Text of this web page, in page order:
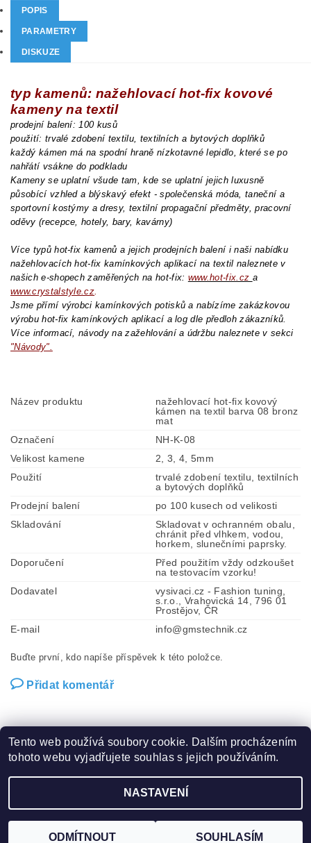
POPIS
PARAMETRY
DISKUZE
typ kamenů: nažehlovací hot-fix kovové
kameny na textil
prodejní balení: 100 kusů
použití: trvalé zdobení textilu, textilních a bytových doplňků
každý kámen má na spodní hraně nízkotavné lepidlo, které se po
nahřátí vsákne do podkladu
Kameny se uplatní všude tam, kde se uplatní jejich luxusně
působící vzhled a blýskavý efekt - společenská móda, taneční a
sportovní kostýmy a dresy, textilní propagační předměty, pracovní
oděvy (recepce, hotely, bary, kavárny)
Více typů hot-fix kamenů a jejich prodejních balení i naši nabídku
nažehlovacích hot-fix kamínkových aplikací na textil naleznete v
našich e-shopech zaměřených na hot-fix: www.hot-fix.cz a
www.crystalstyle.cz.
Jsme přímí výrobci kamínkových potisků a nabízíme zakázkovou
výrobu hot-fix kamínkových aplikací a log dle předloh zákazníků.
Více informací, návody na zažehlování a údržbu naleznete v sekci
"Návody".
Název produktu
nažehlovací hot-fix kovový
kámen na textil barva 08 bronz
mat
Označení
NH-K-08
Velikost kamene
2, 3, 4, 5mm
Použití
trvalé zdobení textilu, textilních
a bytových doplňků
Prodejní balení
po 100 kusech od velikosti
Skladování
Skladovat v ochranném obalu,
chránit před vlhkem, vodou,
horkem, slunečními paprsky.
Doporučení
Před použitím vždy odzkoušet
na testovacím vzorku!
Dodavatel
vysivaci.cz - Fashion tuning,
s.r.o., Vrahovická 14, 796 01
Prostějov, ČR
E-mail
info@gmstechnik.cz
Buďte první, kdo napíše příspěvek k této položce.
Přidat komentář
Zboží.cz | Heureka.cz | Hot-fix.cz | Crystalstyle.cz
2026 ©Vysivaci.cz, všechna práva vyhrazena
Tento web používá soubory cookie. Dalším procházením
tohoto webu vyjadřujete souhlas s jejich používáním.
NASTAVENÍ
ODMÍTNOUT SOUHLASÍM